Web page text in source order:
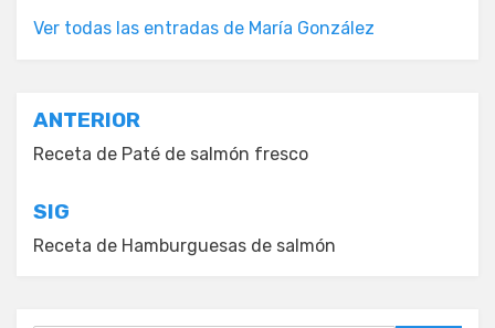
Ver todas las entradas de María González
Navegación
de
entradas
ANTERIOR
Receta de Paté de salmón fresco
SIG
Receta de Hamburguesas de salmón